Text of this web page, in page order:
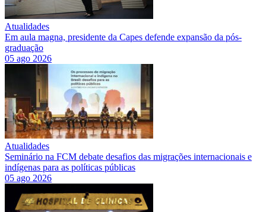
Atualidades
Em aula magna, presidente da Capes defende expansão da pós-
graduação
05 ago 2026
Atualidades
Seminário na FCM debate desafios das migrações internacionais e
indígenas para as políticas públicas
05 ago 2026